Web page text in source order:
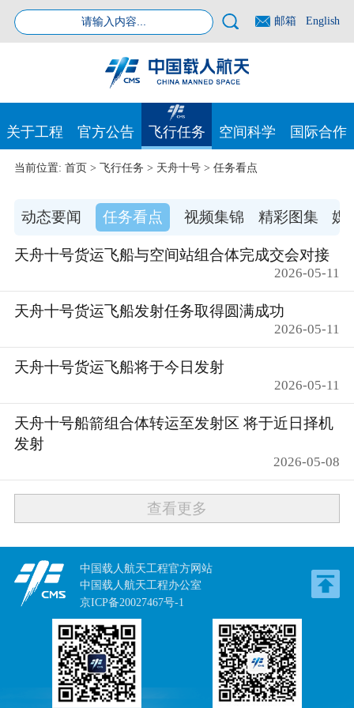
邮箱 English
关于工程 官方公告 飞行任务 空间科学 国际合作
动态要闻 任务看点 视频集锦 精彩图集 媒
当前位置: 首页> 飞行任务 > 天舟十号> 任务看点
天舟十号货运飞船与空间站组合体完成交会对接
2026-05-11
天舟十号货运飞船发射任务取得圆满成功
2026-05-11
天舟十号货运飞船将于今日发射
2026-05-11
天舟十号船箭组合体转运至发射区 将于近日择机
发射
2026-05-08
查看更多
中国载人航天工程官方网站
中国载人航天工程办公室
京ICP备20027467号-1